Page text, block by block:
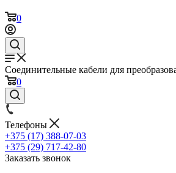
0
Соединительные кабели для
0
Телефоны
+375 (17) 388-07-03
+375 (29) 717-42-80
Заказать звонок